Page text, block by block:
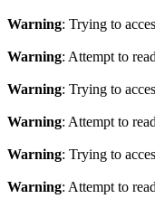
Warning: Trying to
Warning: Attempt to
Warning: Trying to
Warning: Attempt to
Warning: Trying to
Warning: Attempt to